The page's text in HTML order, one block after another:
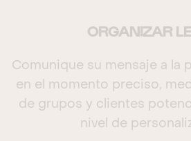
ORGANIZAR
Comunique su mensaje a la
en el momento preciso,
de grupos y clientes
nivel de